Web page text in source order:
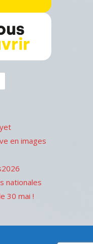
en images
nationales
30 mai !